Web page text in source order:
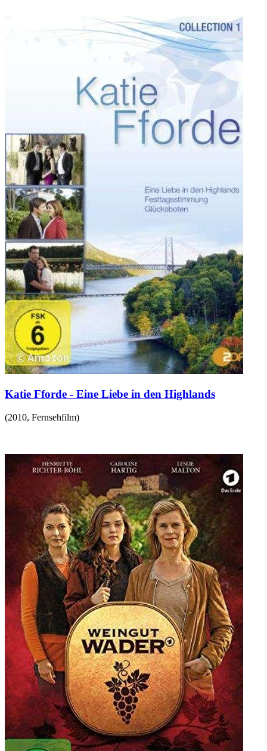
Katie Fforde - Eine Liebe in den Highlands
(2010, Fernsehfilm)